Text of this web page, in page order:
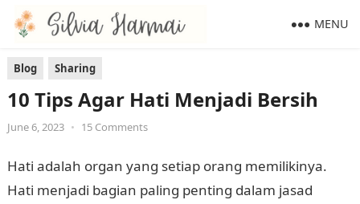
MENU
Blog Sharing
10 Tips Agar Hati Menjadi Bersih
June 6, 2023 • 15 Comments
Hati adalah organ yang setiap orang memilikinya.
Hati menjadi bagian paling penting dalam jasad